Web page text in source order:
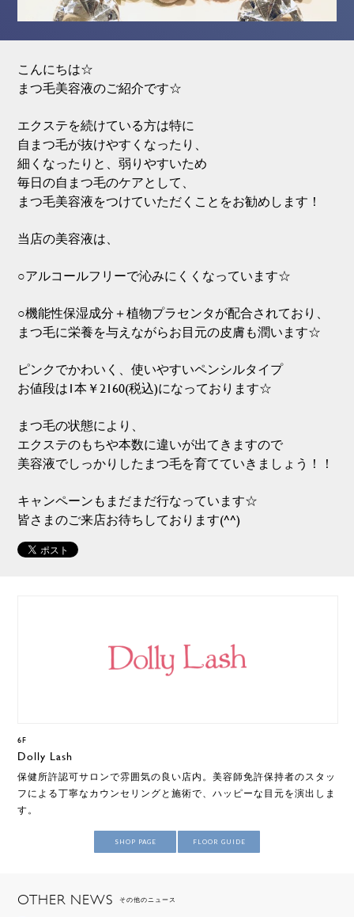
こんにちは☆
まつ毛美容液のご紹介です☆
エクステを続けている方は特に
自まつ毛が抜けやすくなったり、
細くなったりと、弱りやすいため
毎日の自まつ毛のケアとして、
まつ毛美容液をつけていただくことをお勧めします！
当店の美容液は、
○アルコールフリーで沁みにくくなっています☆
○機能性保湿成分＋植物プラセンタが配合されており、
まつ毛に栄養を与えながらお目元の皮膚も潤います☆
ピンクでかわいく、使いやすいペンシルタイプ
お値段は1本￥2160(税込)になっております☆
まつ毛の状態により、
エクステのもちや本数に違いが出てきますので
美容液でしっかりしたまつ毛を育てていきましょう！！
キャンペーンもまだまだ行なっています☆
皆さまのご来店お待ちしております(^^)
6F
Dolly Lash
保健所許認可サロンで雰囲気の良い店内。美容師免許保持者のスタッ
フによる丁寧なカウンセリングと施術で、ハッピーな目元を演出しま
す。
SHOP PAGE FLOOR GUIDE
OTHER NEWS その他のニュース